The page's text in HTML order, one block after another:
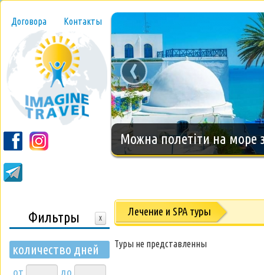
Договора Контакты
Новогодний тур на
‹
Фильтры X
количество дней
от до
Лечение и SPA туры
Туры не представленны